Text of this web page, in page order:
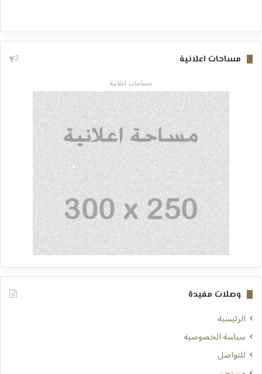
مساحات اعلانية
مساحات اعلانية
وصلات مفيدة
الرئيسية
سياسة الخصوصية
للتواصل